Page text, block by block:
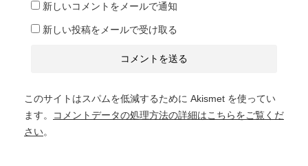
新しいコメントをメールで通知
新しい投稿をメールで受け取る
このサイトはスパムを低減するために Akismet を使ってい
ます。
コメントデータの処理方法の詳細はこちらをご覧くだ
さい。